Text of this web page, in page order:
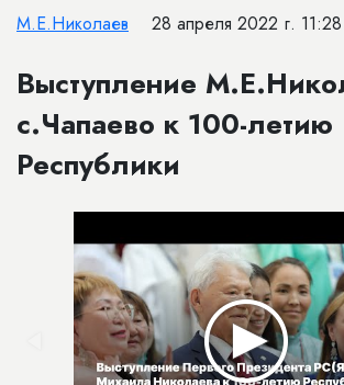
М.Е.Николаев 28 апреля 2022 г. 11:28
Выступление
с.Чапаево к 100-летию
Республики